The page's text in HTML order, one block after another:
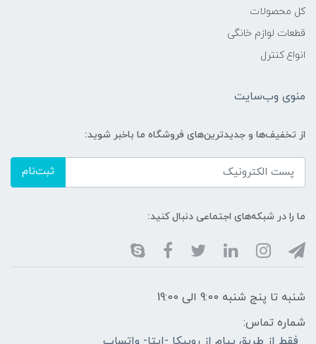
کل محصولات
قطعات لوازم خانگی
انواع کنترل
منوی وب‌سایت
از تخفیف‌ها و جدیدترین‌های فروشگاه ما باخبر شوید:
ثبت‌نام
ما را در شبکه‌های اجتماعی دنبال کنید:
شنبه تا پنج شنبه 9:00 الی 19:00
شماره تماس: